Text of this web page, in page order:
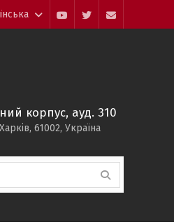
youtubetwittermail
корпус, ауд. 310
61002, Україна